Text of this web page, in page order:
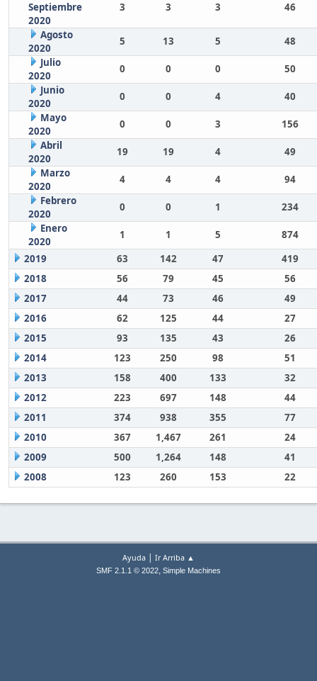
Septiembre
2020
3 3 3 46
Agosto
2020
5 13 5
48
Julio
2020
0 0 0
50
Junio
2020
0 0 4
40
Mayo
2020
0 0 3
156
Abril
2020
19 19 4
49
Marzo
2020
4 4 4
94
Febrero
2020
0 0 1
234
Enero
2020
1 1 5
874
2019
63 142 47
419
2018
56 79 45
56
2017
44 73 46
49
2016
62 125 44
27
2015
93 135 43
26
2014
123 250 98
51
2013
158 400 133
32
2012
223 697 148
44
2011
374 938 355
77
2010
367 1,467 261
24
2009
500 1,264 148
41
2008
123 260 153 22
Ayuda | Ir Arriba ▲
SMF 2.1.1 © 2022, Simple Machines